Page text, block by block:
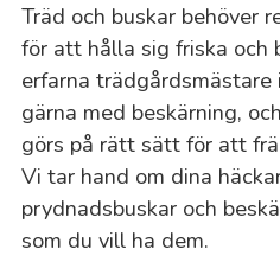
Träd och buskar behöver
för att hålla sig friska och
erfarna
gärna med beskärning,
görs på rätt sätt för att
Vi tar hand om dina
prydnadsbuskar och
som du vill ha dem.